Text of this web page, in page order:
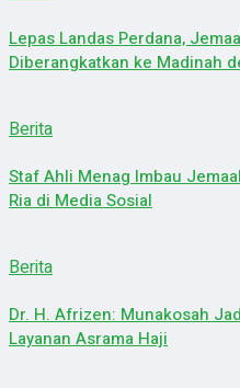
Lepas Landas Perdana,
Diberangkatkan ke Madinah
Berita
Staf Ahli Menag Imbau
Ria di Media Sosial
Berita
Dr. H. Afrizen: Munakosah
Layanan Asrama Haji